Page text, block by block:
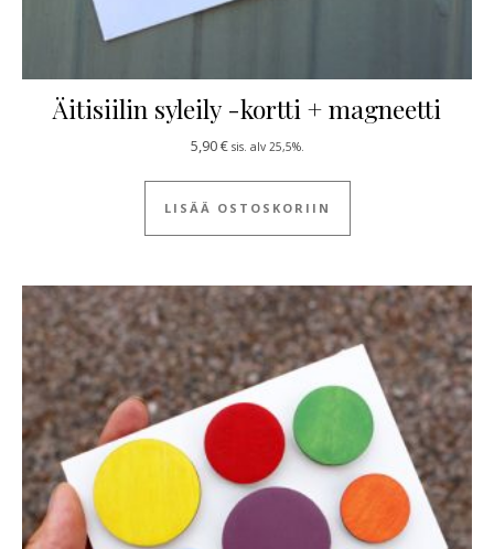
Äitisiilin syleily -kortti + magneetti
5,90€ sis. alv 25,5%.
LISÄÄ OSTOSKORIIN